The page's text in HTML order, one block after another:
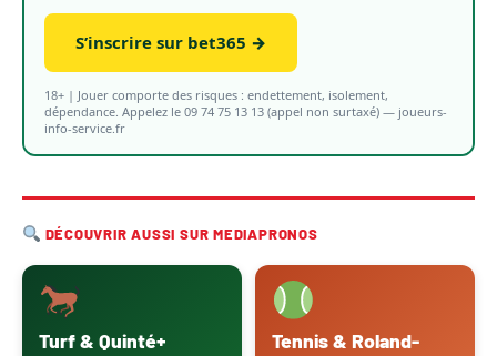
S’inscrire sur bet365 →
18+ | Jouer comporte des risques : endettement, isolement,
dépendance. Appelez le 09 74 75 13 13 (appel non surtaxé) — joueurs-
info-service.fr
DÉCOUVRIR AUSSI SUR MEDIAPRONOS
Turf & Quinté+
Tennis & Roland-